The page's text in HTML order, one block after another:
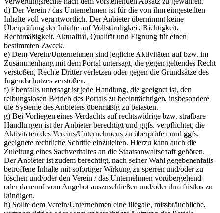
d) Der Verein / das Unternehmen ist für die von ihm eingestellten
Inhalte voll verantwortlich. Der Anbieter übernimmt keine
Überprüfung der Inhalte auf Vollständigkeit, Richtigkeit,
Rechtmäßigkeit, Aktualität, Qualität und Eignung für einen
bestimmten Zweck.
e) Dem Verein/Unternehmen sind jegliche Aktivitäten auf bzw. im
Zusammenhang mit dem Portal untersagt, die gegen geltendes Recht
verstoßen, Rechte Dritter verletzen oder gegen die Grundsätze des
Jugendschutzes verstoßen.
f) Ebenfalls untersagt ist jede Handlung, die geeignet ist, den
reibungslosen Betrieb des Portals zu beeinträchtigen, insbesondere
die Systeme des Anbieters übermäßig zu belasten.
g) Bei Vorliegen eines Verdachts auf rechtswidrige bzw. strafbare
Handlungen ist der Anbieter berechtigt und ggfs. verpflichtet, die
Aktivitäten des Vereins/Unternehmens zu überprüfen und ggfs.
geeignete rechtliche Schritte einzuleiten. Hierzu kann auch die
Zuleitung eines Sachverhaltes an die Staatsanwaltschaft gehören.
Der Anbieter ist zudem berechtigt, nach seiner Wahl gegebenenfalls
betroffene Inhalte mit sofortiger Wirkung zu sperren und/oder zu
löschen und/oder den Verein / das Unternehmen vorübergehend
oder dauernd vom Angebot auszuschließen und/oder ihm fristlos zu
kündigen.
h) Sollte dem Verein/Unternehmen eine illegale, missbräuchliche,